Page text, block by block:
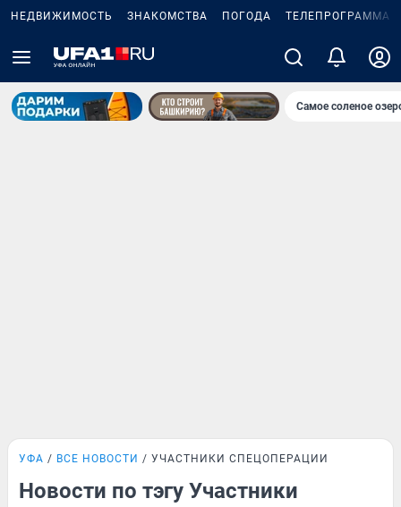
НЕДВИЖИМОСТЬ ЗНАКОМСТВА ПОГОДА ТЕЛЕПРОГРАММА
Самое соленое
УФА ВСЕ НОВОСТИ УЧАСТНИКИ СПЕЦОПЕРАЦИИ
Новости по тэгу Участники